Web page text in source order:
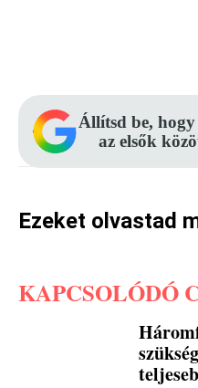
Állítsd be,
az elsők
Ezeket olvastad
KAPCSOLÓDÓ